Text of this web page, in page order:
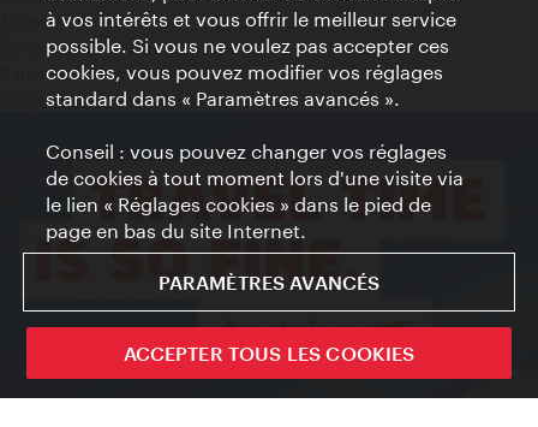
Accessibilité
Contact presse
Paramètres de cookies
© Copyright WienTourismus
à vos intérêts et vous offrir le meilleur service
possible. Si vous ne voulez pas accepter ces
cookies, vous pouvez modifier vos réglages
standard dans « Paramètres avancés ».
Conseil : vous pouvez changer vos réglages
de cookies à tout moment lors d'une visite via
le lien « Réglages cookies » dans le pied de
page en bas du site Internet.
PARAMÈTRES AVANCÉS
ACCEPTER TOUS LES COOKIES